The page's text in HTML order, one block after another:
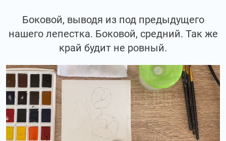
Боковой, выводя из под предыдущего
нашего лепестка. Боковой, средний. Так же
край будит не ровный.